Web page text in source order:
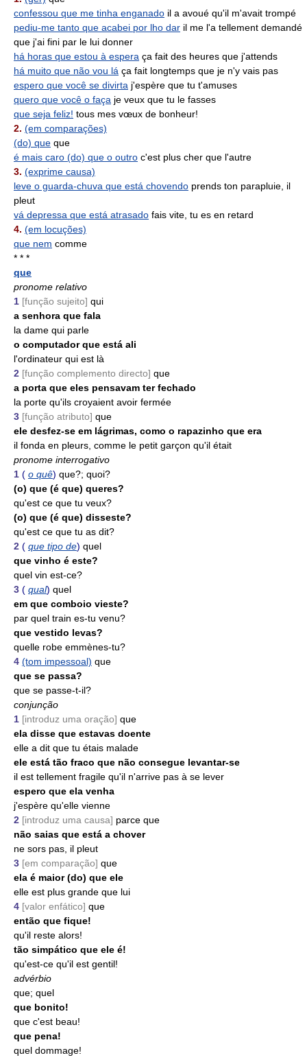
confessou que me tinha enganado il a avoué qu'il m'avait trompé
pediu-me tanto que acabei por lho dar il me l'a tellement demandé
que j'ai fini par le lui donner
há horas que estou à espera ça fait des heures que j'attends
há muito que não vou lá ça fait longtemps que je n'y vais pas
espero que você se divirta j'espère que tu t'amuses
quero que você o faça je veux que tu le fasses
que seja feliz! tous mes vœux de bonheur!
2. (em comparações)
(do) que que
é mais caro (do) que o outro c'est plus cher que l'autre
3. (exprime causa)
leve o guarda-chuva que está chovendo prends ton parapluie, il
pleut
vá depressa que está atrasado fais vite, tu es en retard
4. (em locuções)
que nem comme
* * *
que
pronome relativo
1 [função sujeito] qui
a senhora que fala
la dame qui parle
o computador que está ali
l'ordinateur qui est là
2 [função complemento directo] que
a porta que eles pensavam ter fechado
la porte qu'ils croyaient avoir fermée
3 [função atributo] que
ele desfez-se em lágrimas, como o rapazinho que era
il fonda en pleurs, comme le petit garçon qu'il était
pronome interrogativo
1 ( o quê) que?; quoi?
(o) que (é que) queres?
qu'est ce que tu veux?
(o) que (é que) disseste?
qu'est ce que tu as dit?
2 ( que tipo de) quel
que vinho é este?
quel vin est-ce?
3 ( qual) quel
em que comboio vieste?
par quel train es-tu venu?
que vestido levas?
quelle robe emmènes-tu?
4 (tom impessoal) que
que se passa?
que se passe-t-il?
conjunção
1 [introduz uma oração] que
ela disse que estavas doente
elle a dit que tu étais malade
ele está tão fraco que não consegue levantar-se
il est tellement fragile qu'il n'arrive pas à se lever
espero que ela venha
j'espère qu'elle vienne
2 [introduz uma causa] parce que
não saias que está a chover
ne sors pas, il pleut
3 [em comparação] que
ela é maior (do) que ele
elle est plus grande que lui
4 [valor enfático] que
então que fique!
qu'il reste alors!
tão simpático que ele é!
qu'est-ce qu'il est gentil!
advérbio
que; quel
que bonito!
que c'est beau!
que pena!
quel dommage!